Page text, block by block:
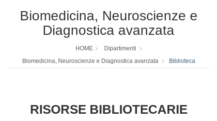
Biomedicina, Neuroscienze e
Diagnostica avanzata
HOME
Dipartimenti
Biomedicina, Neuroscienze e Diagnostica avanzata
Biblioteca
RISORSE BIBLIOTECARIE